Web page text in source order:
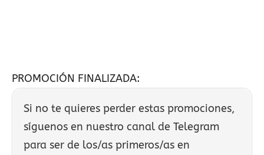
PROMOCIÓN FINALIZADA:
Si no te quieres perder estas promociones,
síguenos en nuestro canal de Telegram
para ser de los/as primeros/as en